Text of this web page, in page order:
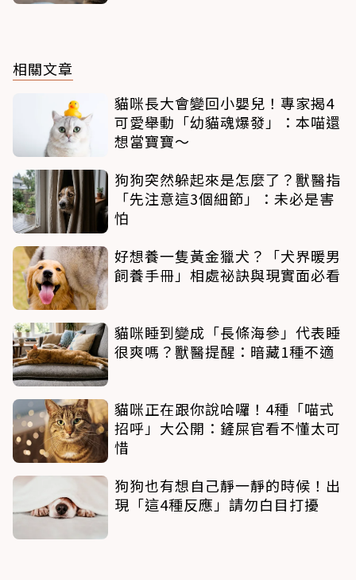
相關文章
貓咪長大會變回小嬰兒！專家揭4
可愛舉動「幼貓魂爆發」：本喵還
想當寶寶～
狗狗突然躲起來是怎麼了？獸醫指
「先注意這3個細節」：未必是害
怕
好想養一隻黃金獵犬？「犬界暖男
飼養手冊」相處祕訣與現實面必看
貓咪睡到變成「長條海參」代表睡
很爽嗎？獸醫提醒：暗藏1種不適
貓咪正在跟你說哈囉！4種「喵式
招呼」大公開：鏟屎官看不懂太可
惜
狗狗也有想自己靜一靜的時候！出
現「這4種反應」請勿白目打擾